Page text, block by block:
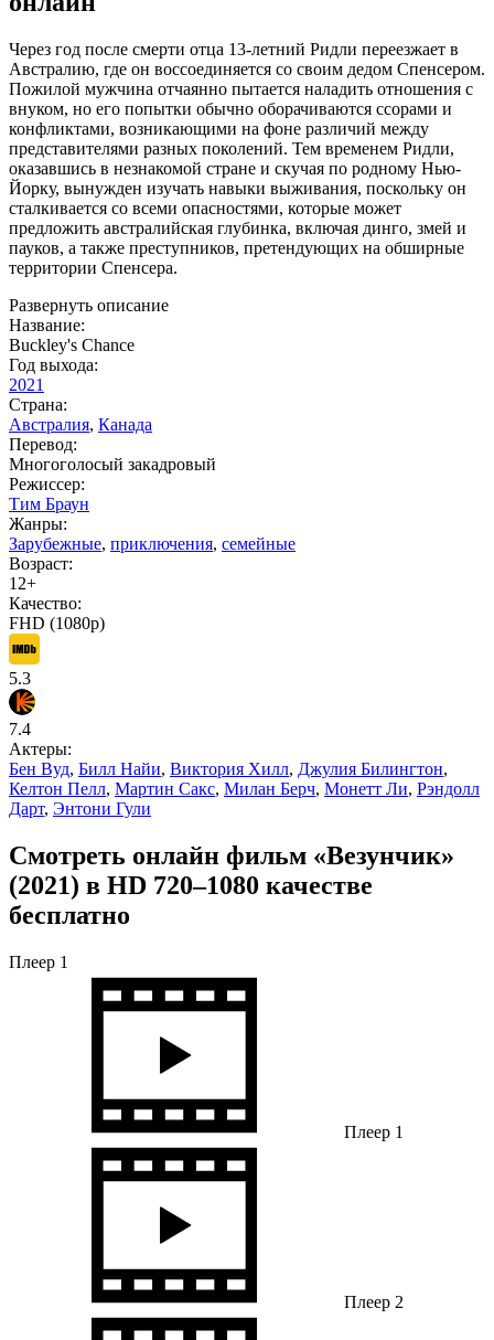
Через год после смерти отца 13-летний Ридли переезжает в
Австралию, где он воссоединяется со своим дедом Спенсером.
Пожилой мужчина отчаянно пытается наладить отношения с
внуком, но его попытки обычно оборачиваются ссорами и
конфликтами, возникающими на фоне различий между
представителями разных поколений. Тем временем Ридли,
оказавшись в незнакомой стране и скучая по родному Нью-
Йорку, вынужден изучать навыки выживания, поскольку он
сталкивается со всеми опасностями, которые может
предложить австралийская глубинка, включая динго, змей и
пауков, а также преступников, претендующих на обширные
территории Спенсера.
Развернуть описание
Название:
Buckley's Chance
Год выхода:
2021
Страна:
Австралия, Канада
Перевод:
Многоголосый закадровый
Режиссер:
Тим Браун
Жанры:
Зарубежные, приключения, семейные
Возраст:
12+
Качество:
FHD (1080p)
5.3
7.4
Актеры:
Бен Вуд, Билл Найи, Виктория Хилл, Джулия Билингтон,
Келтон Пелл, Мартин Сакс, Милан Берч, Монетт Ли, Рэндолл
Дарт, Энтони Гули
Смотреть онлайн фильм «Везунчик»
(2021) в HD 720–1080 качестве
бесплатно
Плеер 1
Плеер 1
Плеер 2